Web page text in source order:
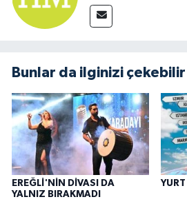
Bunlar da ilginizi çekebilir
EREĞLİ'NİN DİVASI DA
YALNIZ BIRAKMADI